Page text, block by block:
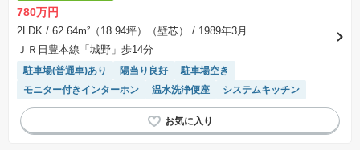
780万円
2LDK / 62.64m²（18.94坪）（壁芯）
/ 1989年3月
ＪＲ日豊本線「城野」歩14分
駐車場(普通車)あり 陽当り良好
駐車場空き
モニター付きインターホン
温水洗浄便座 システムキッチン